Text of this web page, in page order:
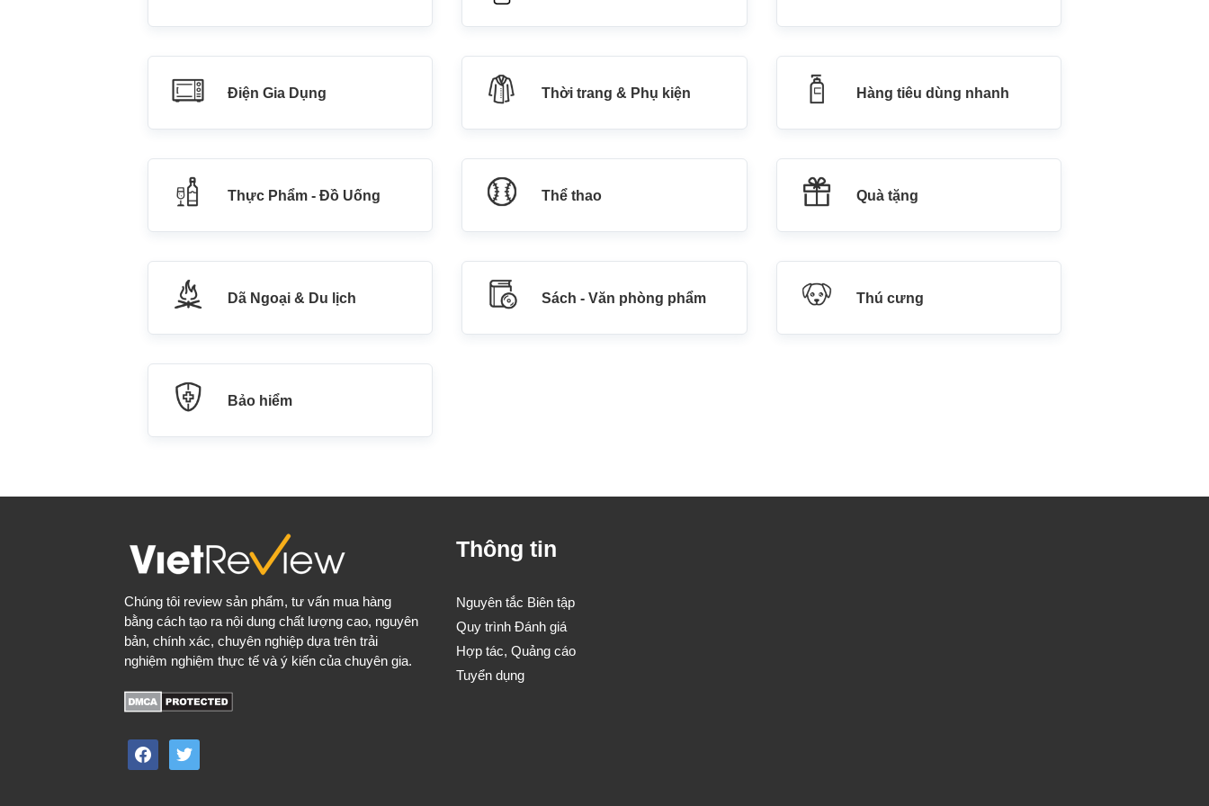
Điện Gia Dụng Thời trang & Phụ kiện Hàng tiêu dùng nhanh
Thực Phẩm - Đồ Uống Thể thao Quà tặng
Dã Ngoại & Du lịch Sách - Văn phòng phẩm Thú cưng
Bảo hiểm
Chúng tôi review sản phẩm, tư vấn mua hàng
bằng cách tạo ra nội dung chất lượng cao, nguyên
bản, chính xác, chuyên nghiệp dựa trên trải
nghiệm nghiệm thực tế và ý kiến của chuyên gia.
facebooktwitter
Thông tin
Nguyên tắc Biên tập
Quy trình Đánh giá
Hợp tác, Quảng cáo
Tuyển dụng